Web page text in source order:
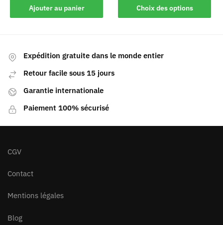
Ajouter au panier Choix des options
Expédition gratuite dans le monde entier
Retour facile sous 15 jours
Garantie internationale
Paiement 100% sécurisé
CGV
Contact
Mentions légales
Blog